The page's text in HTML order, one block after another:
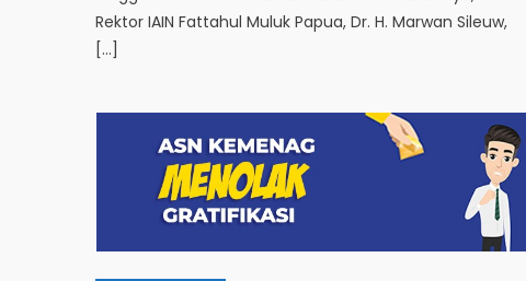
Rektor IAIN Fattahul Muluk Papua, Dr. H. Marwan Sileuw,
[…]